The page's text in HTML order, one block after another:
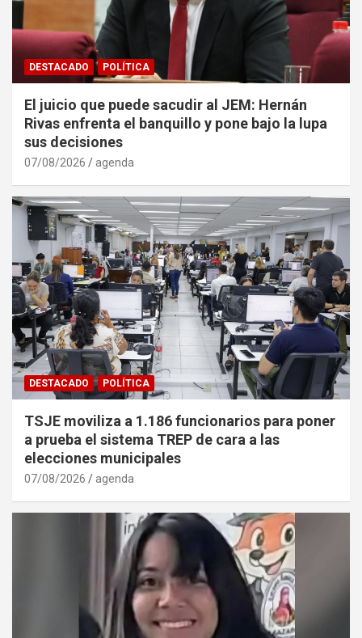
DESTACADO POLÍTICA
El juicio que puede sacudir al JEM: Hernán
Rivas enfrenta el banquillo y pone bajo la lupa
sus decisiones
07/08/2026 agenda
DESTACADO POLÍTICA
TSJE moviliza a 1.186 funcionarios para poner
a prueba el sistema TREP de cara a las
elecciones municipales
07/08/2026 agenda